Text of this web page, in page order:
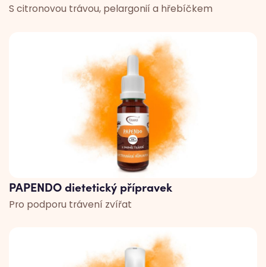
S citronovou trávou, pelargonií a hřebíčkem
PAPENDO dietetický přípravek
Pro podporu trávení zvířat